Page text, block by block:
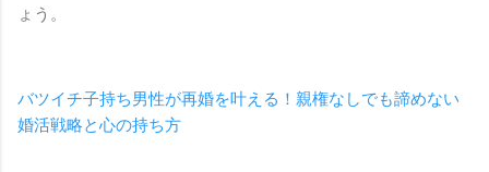
ょう。
バツイチ子持ち男性が再婚を叶える！親権なしでも諦めない
婚活戦略と心の持ち方